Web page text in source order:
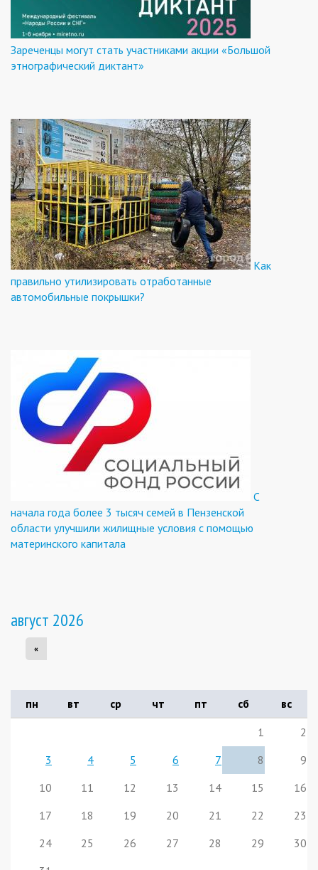
Зареченцы могут стать участниками акции «Большой
этнографический диктант»
Как
правильно утилизировать отработанные
автомобильные покрышки?
С
начала года более 3 тысяч семей в Пензенской
области улучшили жилищные условия с помощью
материнского капитала
август 2026
«
пн вт ср чт пт сб
вс
1
2
3
4 5 6 7 8
9
10
11 12 13 14 15
16
17
18 19 20 21 22
23
24
25 26 27 28 29
30